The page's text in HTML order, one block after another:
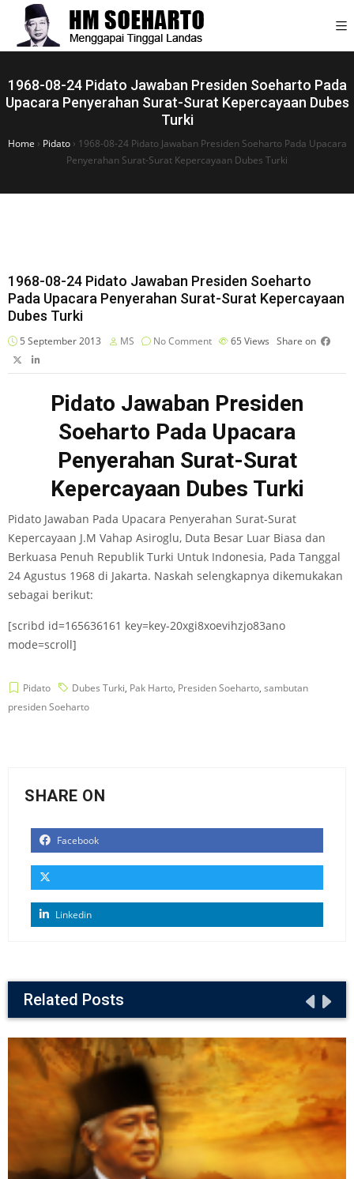
1968-08-24 Pidato Jawaban Presiden Soeharto Pada
Upacara Penyerahan Surat-Surat Kepercayaan Dubes
Turki
Home › Pidato› 1968-08-24 Pidato Jawaban Presiden Soeharto Pada Upacara
Penyerahan Surat-Surat Kepercayaan Dubes Turki
1968-08-24 Pidato Jawaban Presiden Soeharto
Pada Upacara Penyerahan Surat-Surat Kepercayaan
Dubes Turki
5 September 2013 MS No Comment 65 Views Share on
Pidato Jawaban Presiden
Soeharto Pada Upacara
Penyerahan Surat-Surat
Kepercayaan Dubes Turki
Pidato Jawaban Pada Upacara Penyerahan Surat-Surat
Kepercayaan J.M Vahap Asiroglu, Duta Besar Luar Biasa dan
Berkuasa Penuh Republik Turki Untuk Indonesia, Pada Tanggal
24 Agustus 1968 di Jakarta. Naskah selengkapnya dikemukakan
sebagai berikut:
[scribd id=165636161 key=key-20xgi8xoevihzjo83ano
mode=scroll]
Pidato Dubes Turki, Pak Harto, Presiden Soeharto, sambutan
presiden Soeharto
SHARE ON
Facebook
Linkedin
Related Posts